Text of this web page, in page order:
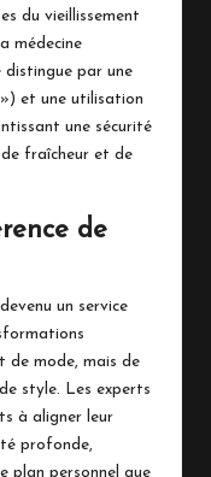
du vieillissement
médecine
distingue par une
et une utilisation
une sécurité
fraîcheur et de
de
un service
de mode, mais de
style. Les experts
à aligner leur
profonde,
plan personnel que